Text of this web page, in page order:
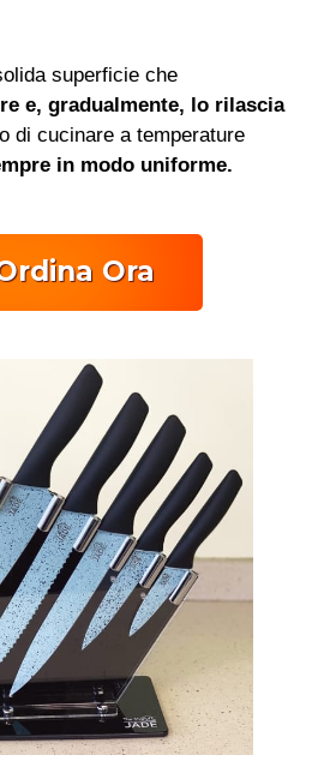
superficie che
e, gradualmente, lo rilascia
di cucinare a temperature
in modo uniforme.
Ora